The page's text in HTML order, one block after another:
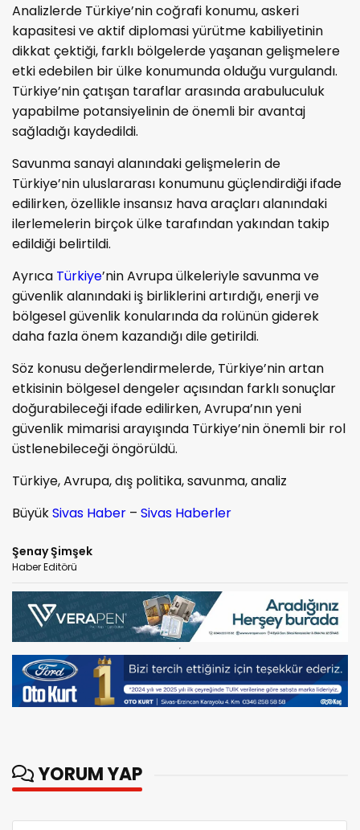
Analizlerde Türkiye’nin coğrafi konumu, askeri
kapasitesi ve aktif diplomasi yürütme kabiliyetinin
dikkat çektiği, farklı bölgelerde yaşanan gelişmelere
etki edebilen bir ülke konumunda olduğu vurgulandı.
Türkiye’nin çatışan taraflar arasında arabuluculuk
yapabilme potansiyelinin de önemli bir avantaj
sağladığı kaydedildi.
Savunma sanayi alanındaki gelişmelerin de
Türkiye’nin uluslararası konumunu güçlendirdiği ifade
edilirken, özellikle insansız hava araçları alanındaki
ilerlemelerin birçok ülke tarafından yakından takip
edildiği belirtildi.
Ayrıca Türkiye’nin Avrupa ülkeleriyle savunma ve
güvenlik alanındaki iş birliklerini artırdığı, enerji ve
bölgesel güvenlik konularında da rolünün giderek
daha fazla önem kazandığı dile getirildi.
Söz konusu değerlendirmelerde, Türkiye’nin artan
etkisinin bölgesel dengeler açısından farklı sonuçlar
doğurabileceği ifade edilirken, Avrupa’nın yeni
güvenlik mimarisi arayışında Türkiye’nin önemli bir rol
üstlenebileceği öngörüldü.
Türkiye, Avrupa, dış politika, savunma, analiz
BüyükSivas Haber – Sivas Haberler
Şenay Şimşek
Haber Editörü
YORUM YAP